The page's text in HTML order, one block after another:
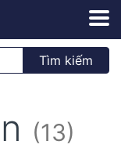
Tìm kiếm
(13)